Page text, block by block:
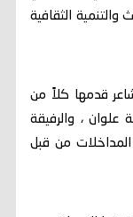
والتنمية الثقافية
قدمها كلاً من
علوان ، والرفيقة
من قبل